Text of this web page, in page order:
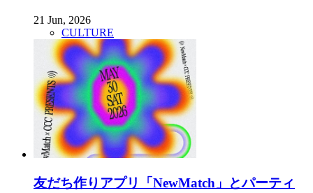
21 Jun, 2026
CULTURE
友だち作りアプリ「NewMatch」とパーティ